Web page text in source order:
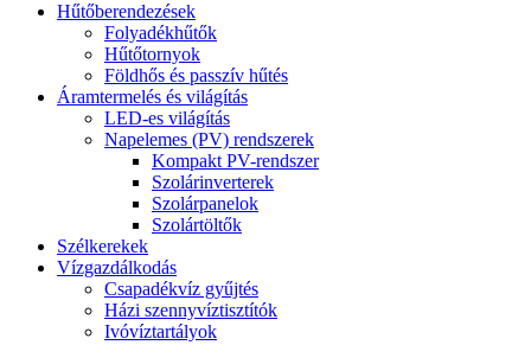
Hűtőberendezések
Folyadékhűtők
Hűtőtornyok
Földhős és passzív hűtés
Áramtermelés és világítás
LED-es világítás
Napelemes (PV) rendszerek
Kompakt PV-rendszer
Szolárinverterek
Szolárpanelok
Szolártöltők
Szélkerekek
Vízgazdálkodás
Csapadékvíz gyűjtés
Házi szennyvíztisztítók
Ivóvíztartályok